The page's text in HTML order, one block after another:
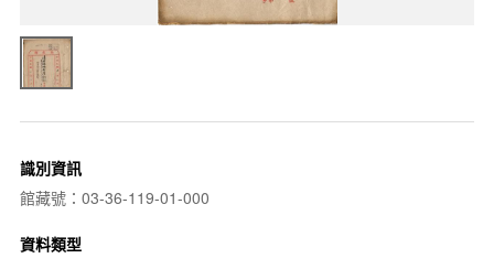
識別資訊
館藏號：03-36-119-01-000
資料類型